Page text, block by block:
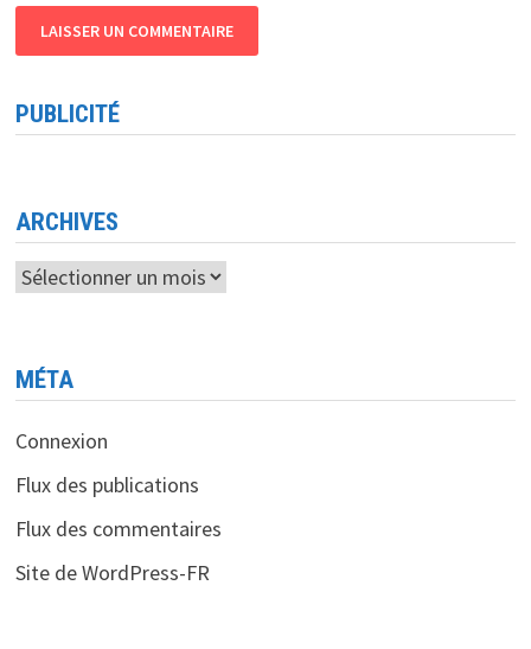
PUBLICITÉ
ARCHIVES
Archives
MÉTA
Connexion
Flux des publications
Flux des commentaires
Site de WordPress-FR